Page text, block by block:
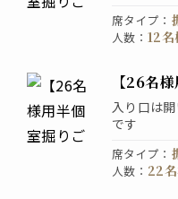
席タイプ ：
人数 ： 12名
【26
入り口は
です
席タイプ ：
人数 ： 22